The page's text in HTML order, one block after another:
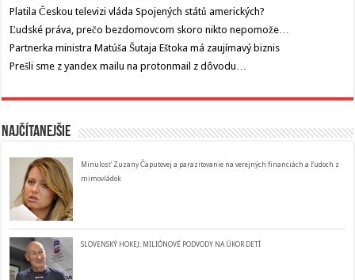
Platila Českou televizi vláda Spojených států amerických?
Ľudské práva, prečo bezdomovcom skoro nikto nepomože…
Partnerka ministra Matúša Šutaja Eštoka má zaujímavý biznis
Prešli sme z yandex mailu na protonmail z dôvodu…
Najčítanejšie
Minulosť Zuzany Čaputovej a parazitovanie na verejných financiách a ľudoch z
mimovládok
SLOVENSKÝ HOKEJ: MILIÓNOVÉ PODVODY NA ÚKOR DETÍ